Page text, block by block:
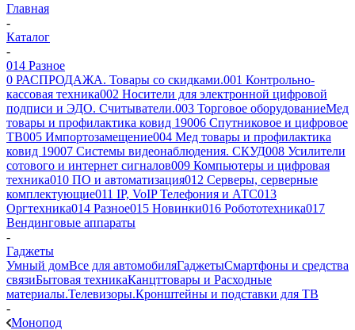
Главная
-
Каталог
-
014 Разное
0 РАСПРОДАЖА. Товары со скидками.001 Контрольно-
кассовая техника002 Носители для электронной цифровой
подписи и ЭДО. Считыватели.003 Торговое оборудованиеМед
товары и профилактика ковид 19006 Спутниковое и цифровое
ТВ005 Импортозамещение004 Мед товары и профилактика
ковид 19007 Системы видеонаблюдения. СКУД008 Усилители
сотового и интернет сигналов009 Компьютеры и цифровая
техника010 ПО и автоматизация012 Серверы, серверные
комплектующие011 IP, VoIP Телефония и АТС013
Оргтехника014 Разное015 Новинки016 Робототехника017
Вендинговые аппараты
-
Гаджеты
Умный домВсе для автомобиляГаджетыСмартфоны и средства
связиБытовая техникаКанцттовары и Расходные
материалы.Телевизоры.Кронштейны и подставки для ТВ
-
Монопод